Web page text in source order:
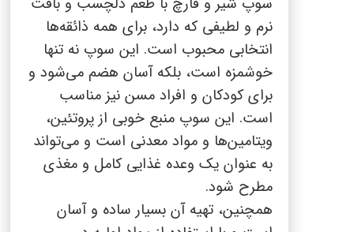
نرم و لطیفی که دارد، برای همه ذائقه‌ها
انتخابی محبوب است. این سوپ نه تنها
خوشمزه است، بلکه آسان هضم می‌شود و
برای کودکان و افراد مسن نیز مناسب
است. این سوپ منبع خوبی از پروتئین،
ویتامین‌ها و مواد معدنی است و می‌تواند
به عنوان یک وعده غذایی کامل و مغذی
مطرح شود.
همچنین، تهیه آن بسیار ساده و آسان